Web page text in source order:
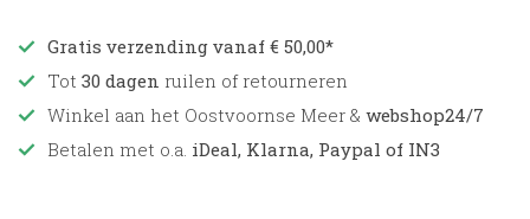
Gratis verzending vanaf € 50,00*
Tot 30 dagen ruilen of retourneren
Winkel aan het Oostvoornse Meer & webshop24/7
Betalen met o.a. iDeal, Klarna, Paypal of IN3